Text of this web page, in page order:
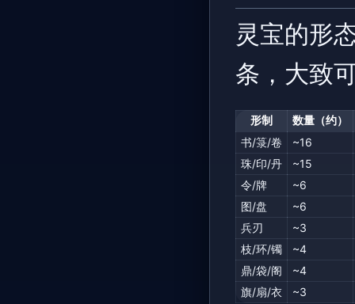
灵宝的形
条，大致
形制 数量（约）
书/箓/卷
~16
珠/印/丹
~15
令/牌
~6
图/盘
~6
兵刃
~3
枝/环/镯
~4
鼎/袋/阁
~4
旗/扇/衣
~3